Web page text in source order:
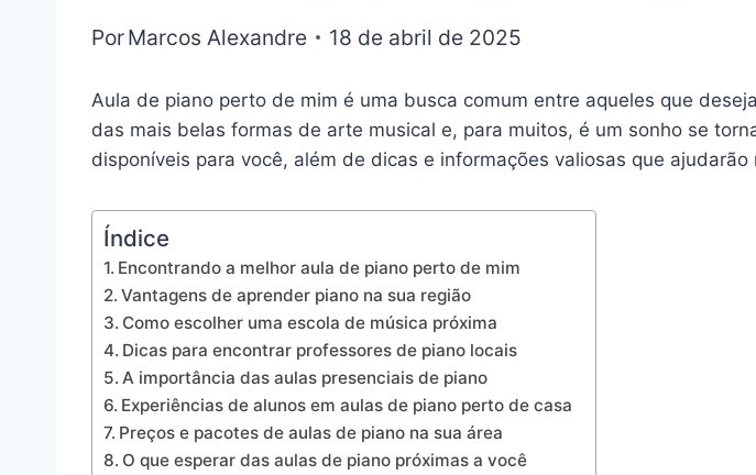
PorMarcos Alexandre 18 de abril de 2025
Aula de piano perto de mim é uma busca comum entre aqueles que
das mais belas formas de arte musical e, para muitos, é um sonho se
disponíveis para você, além de dicas e informações valiosas que ajudarão
Índice
Encontrando a melhor aula de piano perto de mim
Vantagens de aprender piano na sua região
Como escolher uma escola de música próxima
Dicas para encontrar professores de piano locais
A importância das aulas presenciais de piano
Experiências de alunos em aulas de piano perto de casa
Preços e pacotes de aulas de piano na sua área
O que esperar das aulas de piano próximas a você